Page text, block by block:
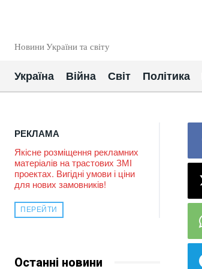
Новини України та світу
Україна Війна Світ Політика
РЕКЛАМА
Якісне розміщення рекламних
матеріалів на трастових ЗМІ
проектах. Вигідні умови і ціни
для нових замовників!
ПЕРЕЙТИ
Останні новини